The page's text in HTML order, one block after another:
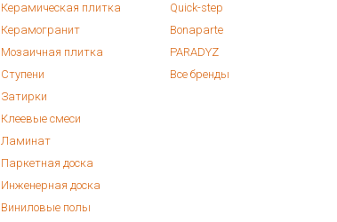
Керамическая плитка
Керамогранит
Мозаичная плитка
Ступени
Затирки
Клеевые смеси
Ламинат
Паркетная доска
Инженерная доска
Виниловые полы
Quick-step
Bonaparte
PARADYZ
Все бренды